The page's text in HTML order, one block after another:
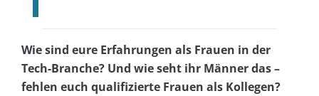
Wie sind eure Erfahrungen als Frauen in der
Tech-Branche? Und wie seht ihr Männer das –
fehlen euch qualifizierte Frauen als Kollegen?